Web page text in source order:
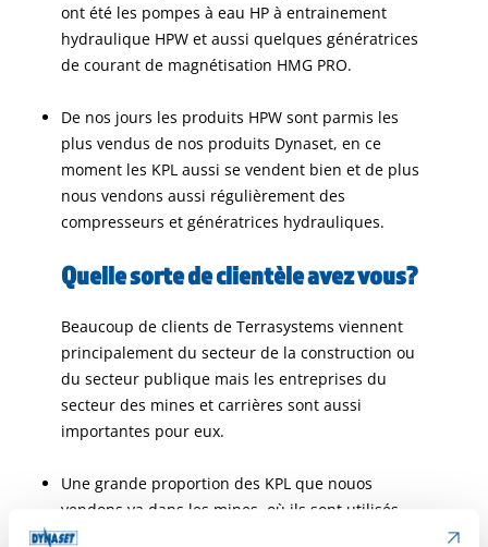
ont été les pompes à eau HP à entrainement
hydraulique HPW et aussi quelques génératrices
de courant de magnétisation HMG PRO.
De nos jours les produits HPW sont parmis les
plus vendus de nos produits Dynaset, en ce
moment les KPL aussi se vendent bien et de plus
nous vendons aussi régulièrement des
compresseurs et génératrices hydrauliques.
Quelle sorte de clientèle avez vous?
Beaucoup de clients de Terrasystems viennent
principalement du secteur de la construction ou
du secteur publique mais les entreprises du
secteur des mines et carrières sont aussi
importantes pour eux.
Une grande proportion des KPL que nouos
vendons va dans les mines, où ils sont utilisés
pour laver les voies de sortie. Sur les chantiers de